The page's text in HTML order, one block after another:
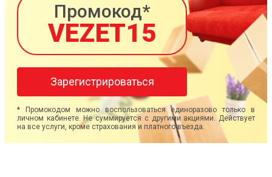
Промокод*
VEZET15
Зарегистрироваться
* Промокодом можно воспользоваться единоразово только в
личном кабинете. Не суммируется с другими акциями. Действует
на все услуги, кроме страхования и платного въезда.